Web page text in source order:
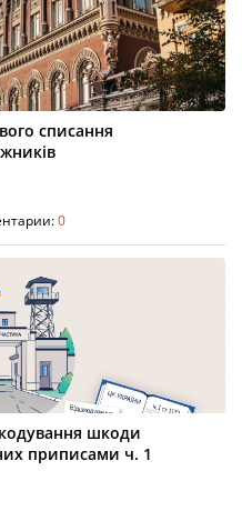
списання
0
шкоди
приписами ч. 1